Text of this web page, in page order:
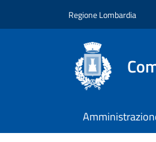
Regione Lombardia